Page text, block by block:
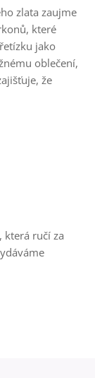
zlata zaujme
které
jako
oblečení,
že
která ručí za